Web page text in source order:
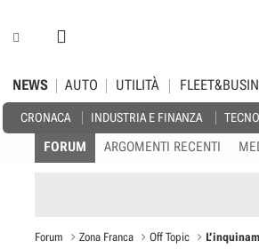
NEWS
CRONACA INDUSTRIA E FINANZA
AUTO UTILITÀ
FORUM ARGOMENTI RECENTI
Forum Zona Franca Off Topic